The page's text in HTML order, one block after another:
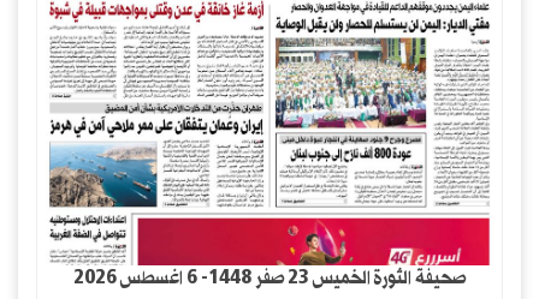
صحيفة الثورة الخميس 23 صفر 1448- 6 اغسطس 2026